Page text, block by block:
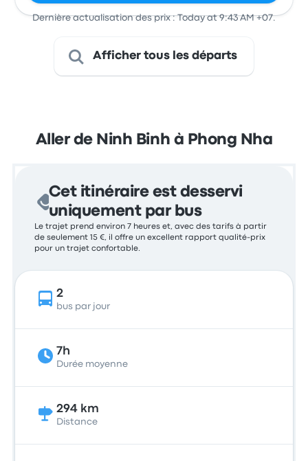
Dernière actualisation des prix : Today at 9:43 AM +07.
Afficher tous les départs
Aller de Ninh Binh à Phong Nha
Cet itinéraire est desservi
uniquement par bus
Le trajet prend environ 7 heures et, avec des tarifs à partir
de seulement 15 €, il offre un excellent rapport qualité-prix
pour un trajet confortable.
2
bus par jour
7h
Durée moyenne
294 km
Distance